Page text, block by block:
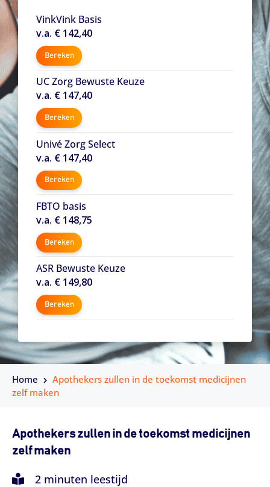
VinkVink Basis
v.a. € 142,40
Bereken
UC Zorg Bewuste Keuze
v.a. € 147,40
Bereken
Univé Zorg Select
v.a. € 147,40
Bereken
FBTO basis
v.a. € 148,75
Bereken
ASR Bewuste Keuze
v.a. € 149,80
Bereken
Home
Apothekers zullen in de toekomst medicijnen
zelf maken
Apothekers zullen in de toekomst medicijnen
zelf maken
2 minuten leestijd